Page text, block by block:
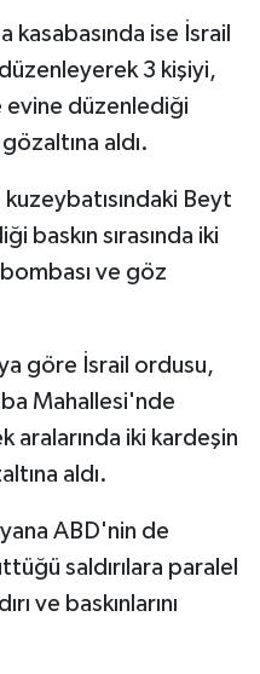
ise İsrail
3 kişiyi,
evine düzenlediği
aldı.
kuzeybatısındaki Beyt
baskın sırasında iki
ve göz
göre İsrail ordusu,
Mahallesi'nde
aralarında iki kardeşin
aldı.
ABD'nin de
saldırılara paralel
ve baskınlarını